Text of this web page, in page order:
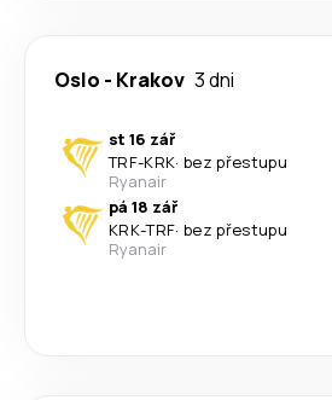
Oslo - Krakov 3 dni
st 16 zář
TRF-KRK· bez přestupu
Ryanair
pá 18 zář
KRK-TRF· bez přestupu
Ryanair